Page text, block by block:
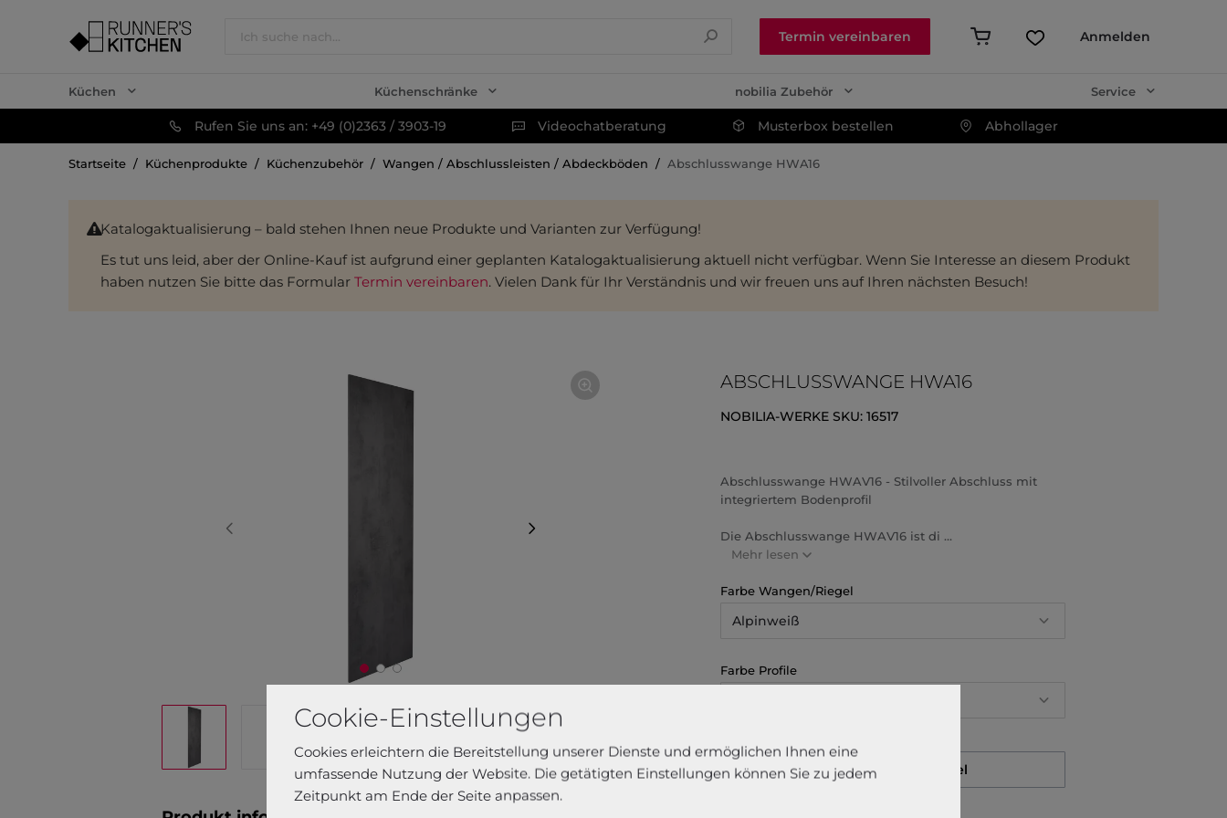
Cookie-Einstellungen
Cookies erleichtern die Bereitstellung unserer Dienste und ermöglichen Ihnen eine
umfassende Nutzung der Website. Die getätigten Einstellungen können Sie zu jedem
Zeitpunkt am Ende der Seite anpassen.
Termin vereinbaren Anmelden
Küchen Küchenschränke nobilia Zubehör Service
Rufen Sie uns an: +49 (0)2363 / 3903-19 Videochatberatung Musterbox bestellen Abhollager
Startseite Küchenprodukte Küchenzubehör Wangen / Abschlussleisten / Abdeckböden Abschlusswange HWA16
Katalogaktualisierung – bald stehen Ihnen neue Produkte und Varianten zur Verfügung!
Es tut uns leid, aber der Online-Kauf ist aufgrund einer geplanten Katalogaktualisierung aktuell nicht verfügbar. Wenn Sie Interesse an diesem Produkt
haben nutzen Sie bitte das Formular Termin vereinbaren. Vielen Dank für Ihr Verständnis und wir freuen uns auf Ihren nächsten Besuch!
ABSCHLUSSWANGE HWA16
NOBILIA-WERKE SKU: 16517
Abschlusswange HWAV16 - Stilvoller Abschluss mit
integriertem Bodenprofil
Die Abschlusswange HWAV16 ist di ...
Mehr lesen
Farbe Wangen/Riegel
Alpinweiß
Farbe Profile
Auf den Merkzettel